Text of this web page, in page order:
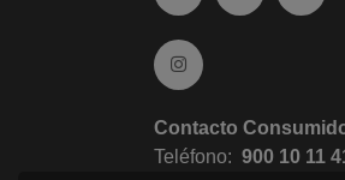
Ir a Instagram (abre
Contacto
Teléfono: 900 10 11